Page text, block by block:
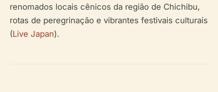
renomados locais cênicos da região de Chichibu,
rotas de peregrinação e vibrantes festivais culturais
(Live Japan).